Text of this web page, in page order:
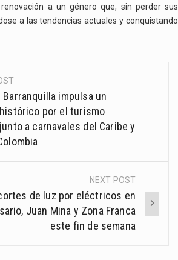
a un género que, sin perder sus
a las tendencias actuales y conquistando
Barranquilla impulsa un
por el turismo
a carnavales del Caribe y
NEXT POST
de luz por eléctricos en
Juan Mina y Zona Franca
este fin de semana